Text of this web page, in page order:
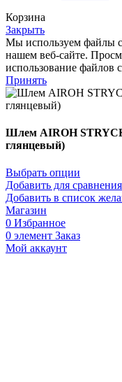
Корзина
Закрыть
Мы используем файлы
нашем веб-сайте.
использование файлов
Принять
Шлем AIROH
глянцевый)
Выбрать опции
Добавить для сравнения
Добавить в список
Магазин
0 Избранное
0 элемент Заказ
Мой аккаунт